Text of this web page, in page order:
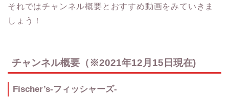
それではチャンネル概要とおすすめ動画をみていきま
しょう！
チャンネル概要（※2021年12月15日現在)
Fischer’s-フィッシャーズ-